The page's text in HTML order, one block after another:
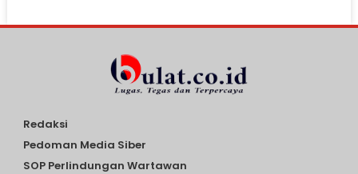
Redaksi
Pedoman Media Siber
SOP Perlindungan Wartawan